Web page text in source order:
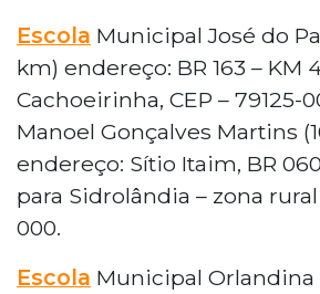
Escola Municipal José do
km) endereço: BR 163 – KM
Cachoeirinha, CEP – 79125-
Manoel Gonçalves Martins
endereço: Sítio Itaim, BR
para Sidrolândia – zona rural
000.
Escola Municipal Orlandina